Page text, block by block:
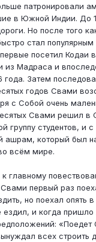
патронировали
в Южной Индии. До
Но после того
стал популярным
посетил Кодаи
из Мадраса и
года. Затем
годов Свами
с Собой очень
Свами решил в
группу студентов, и
ашрам, который был
всём мире.
главному
первый раз
но поехал опять
и когда
«Поедет
всех строить